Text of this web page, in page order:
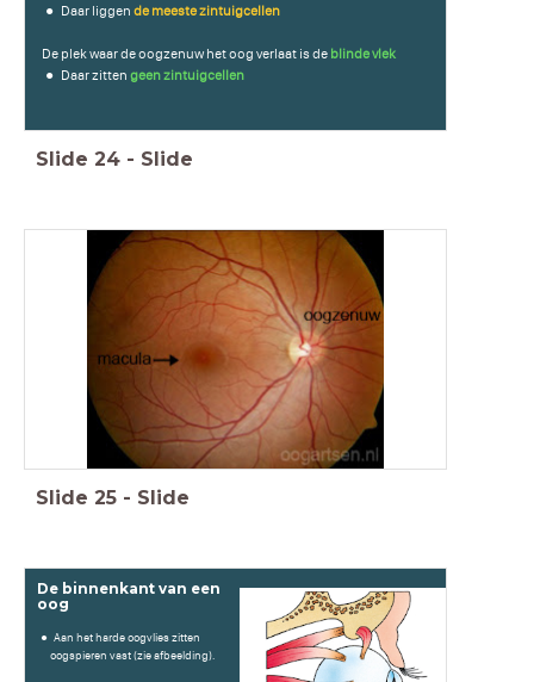
Daar liggende meeste zintuigcellen
De plek waar de oogzenuw het oog verlaat is de blinde vlek
Daar zittengeen zintuigcellen
Slide 24 - Slide
Slide 25 - Slide
De binnenkant van een
oog
Aan het harde oogvlies zitten
oogspieren vast (zie afbeelding).